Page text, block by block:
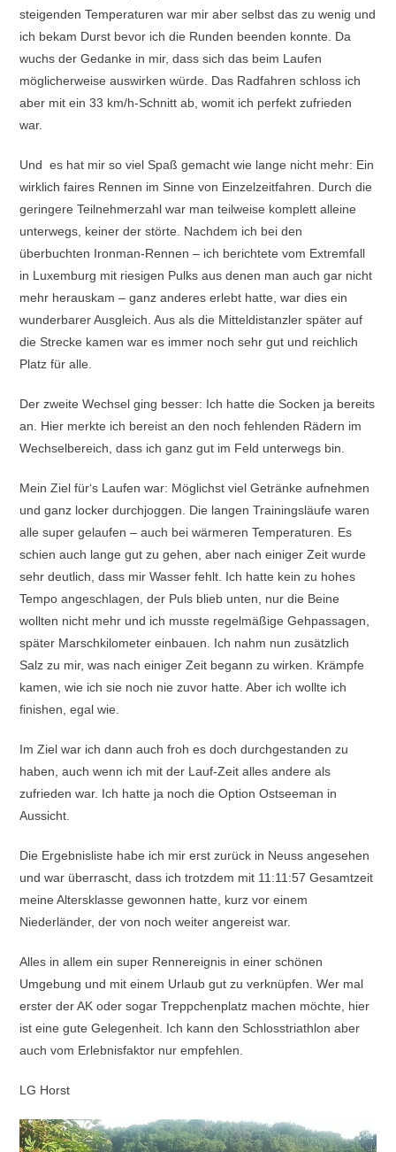
steigenden Temperaturen war mir aber selbst das zu wenig und
ich bekam Durst bevor ich die Runden beenden konnte. Da
wuchs der Gedanke in mir, dass sich das beim Laufen
möglicherweise auswirken würde. Das Radfahren schloss ich
aber mit ein 33 km/h-Schnitt ab, womit ich perfekt zufrieden
war.
Und es hat mir so viel Spaß gemacht wie lange nicht mehr: Ein
wirklich faires Rennen im Sinne von Einzelzeitfahren. Durch die
geringere Teilnehmerzahl war man teilweise komplett alleine
unterwegs, keiner der störte. Nachdem ich bei den
überbuchten Ironman-Rennen – ich berichtete vom Extremfall
in Luxemburg mit riesigen Pulks aus denen man auch gar nicht
mehr herauskam – ganz anderes erlebt hatte, war dies ein
wunderbarer Ausgleich. Aus als die Mitteldistanzler später auf
die Strecke kamen war es immer noch sehr gut und reichlich
Platz für alle.
Der zweite Wechsel ging besser: Ich hatte die Socken ja bereits
an. Hier merkte ich bereist an den noch fehlenden Rädern im
Wechselbereich, dass ich ganz gut im Feld unterwegs bin.
Mein Ziel für‘s Laufen war: Möglichst viel Getränke aufnehmen
und ganz locker durchjoggen. Die langen Trainingsläufe waren
alle super gelaufen – auch bei wärmeren Temperaturen. Es
schien auch lange gut zu gehen, aber nach einiger Zeit wurde
sehr deutlich, dass mir Wasser fehlt. Ich hatte kein zu hohes
Tempo angeschlagen, der Puls blieb unten, nur die Beine
wollten nicht mehr und ich musste regelmäßige Gehpassagen,
später Marschkilometer einbauen. Ich nahm nun zusätzlich
Salz zu mir, was nach einiger Zeit begann zu wirken. Krämpfe
kamen, wie ich sie noch nie zuvor hatte. Aber ich wollte ich
finishen, egal wie.
Im Ziel war ich dann auch froh es doch durchgestanden zu
haben, auch wenn ich mit der Lauf-Zeit alles andere als
zufrieden war. Ich hatte ja noch die Option Ostseeman in
Aussicht.
Die Ergebnisliste habe ich mir erst zurück in Neuss angesehen
und war überrascht, dass ich trotzdem mit 11:11:57 Gesamtzeit
meine Altersklasse gewonnen hatte, kurz vor einem
Niederländer, der von noch weiter angereist war.
Alles in allem ein super Rennereignis in einer schönen
Umgebung und mit einem Urlaub gut zu verknüpfen. Wer mal
erster der AK oder sogar Treppchenplatz machen möchte, hier
ist eine gute Gelegenheit. Ich kann den Schlosstriathlon aber
auch vom Erlebnisfaktor nur empfehlen.
LG Horst